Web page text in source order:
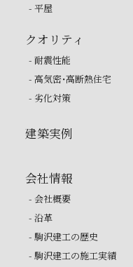
- 平屋
クオリティ
- 耐震性能
- 高気密・高断熱住宅
- 劣化対策
建築実例
会社情報
- 会社概要
- 沿革
- 駒沢建工の歴史
- 駒沢建工の施工実績